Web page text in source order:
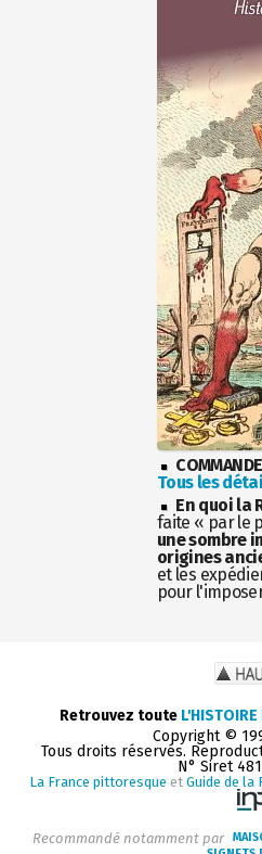
Tous les
En quoi la
faite « par le
une sombre
origines
et les
pour
Retrouvez toute L'HISTOIRE
Copyright ©
Tous droits réservés.
N° Siret
La France pittoresque et Guide de la
Recommandé notamment par